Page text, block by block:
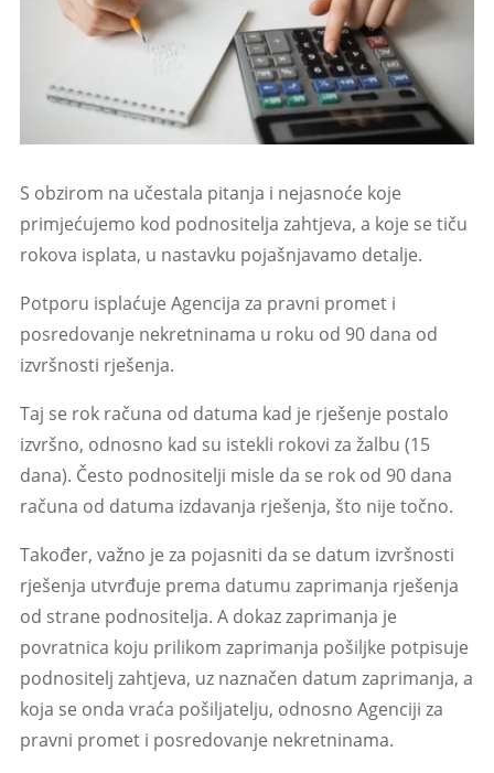
S obzirom na učestala pitanja i nejasnoće koje
primjećujemo kod podnositelja zahtjeva, a koje se tiču
rokova isplata, u nastavku pojašnjavamo detalje.
Potporu isplaćuje Agencija za pravni promet i
posredovanje nekretninama u roku od 90 dana od
izvršnosti rješenja.
Taj se rok računa od datuma kad je rješenje postalo
izvršno, odnosno kad su istekli rokovi za žalbu (15
dana). Često podnositelji misle da se rok od 90 dana
računa od datuma izdavanja rješenja, što nije točno.
Također, važno je za pojasniti da se datum izvršnosti
rješenja utvrđuje prema datumu zaprimanja rješenja
od strane podnositelja. A dokaz zaprimanja je
povratnica koju prilikom zaprimanja pošiljke potpisuje
podnositelj zahtjeva, uz naznačen datum zaprimanja, a
koja se onda vraća pošiljatelju, odnosno Agenciji za
pravni promet i posredovanje nekretninama.